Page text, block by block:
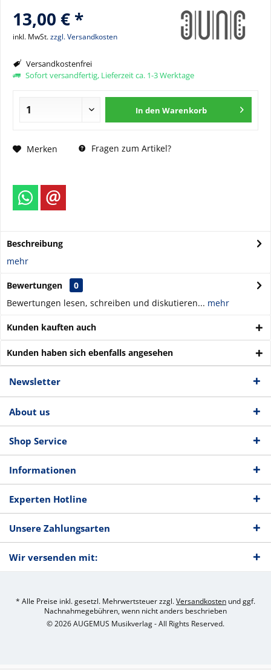
13,00 € *
inkl. MwSt.zzgl. Versandkosten
Versandkostenfrei
Sofort versandfertig, Lieferzeit ca. 1-3 Werktage
In den Warenkorb
Merken Fragen zum Artikel?
Beschreibung
mehr
Bewertungen
0
Bewertungen lesen, schreiben und diskutieren... mehr
Kunden kauften auch
Kunden haben sich ebenfalls angesehen
Newsletter
About us
Shop Service
Informationen
Experten Hotline
Unsere Zahlungsarten
Wir versenden mit:
* Alle Preise inkl. gesetzl. Mehrwertsteuer zzgl.Versandkosten und ggf.
Nachnahmegebühren, wenn nicht anders beschrieben
© 2026 AUGEMUS Musikverlag - All Rights Reserved.